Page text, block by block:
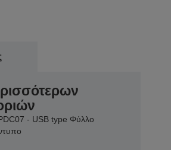
- USB type Φύλλο